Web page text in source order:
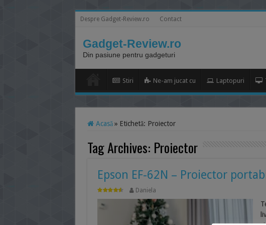
Despre Gadget-Review.ro Contact
Gadget-Review.ro
Din pasiune pentru gadgeturi
Stiri Ne-am jucat cu Laptopuri
Acasă » Etichetă: Proiector
Tag Archives: Proiector
Epson EF-62N – Proiector
Daniela